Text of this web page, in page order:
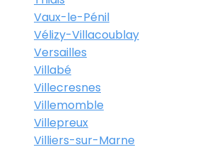
Vaux-le-Pénil
Vélizy-Villacoublay
Versailles
Villabé
Villecresnes
Villemomble
Villepreux
Villiers-sur-Marne